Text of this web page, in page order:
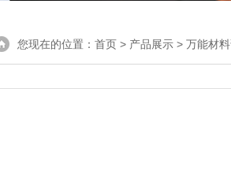
您现在的位置： 首页 > 产品展示 > 万能材